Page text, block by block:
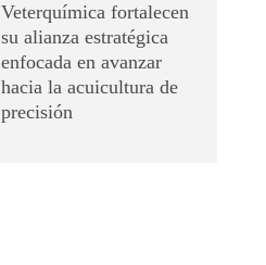
Veterquímica fortalecen
su alianza estratégica
enfocada en avanzar
hacia la acuicultura de
precisión